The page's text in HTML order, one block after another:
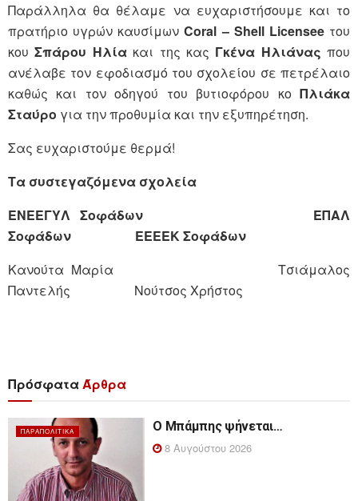
Παράλληλα θα θέλαμε να ευχαριστήσουμε και το
πρατήριο υγρών καυσίμωνCoral – Shell Licenseeτου
κουΣπάρου Ηλίακαι της κας Γκένα Ηλιάνας που
ανέλαβε τον εφοδιασμό του σχολείου σε πετρέλαιο
καθώς και τον οδηγού του βυτιοφόρου κο Πλιάκα
Σταύρο για την προθυμία και την εξυπηρέτηση.
Σας ευχαριστούμε θερμά!
Τα συστεγαζόμενα σχολεία
ΕΝΕΕΓΥΛ Σοφάδων ΕΠΑΛ
Σοφάδων ΕΕΕΕΚ Σοφάδων
Κανούτα Μαρία Τσιάμαλος
Παντελής Νούτσος Χρήστος
ΠρόσφαταΆρθρα
ΠΑΡΑΠΟΛΙΤΙΚΆ
Ο Μπάμπης ψήνεται…
8 Αυγούστου 2026